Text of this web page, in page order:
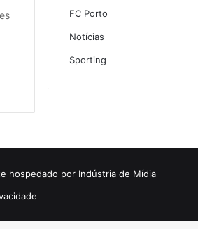
FC Porto
Notícias
Sporting
hospedado por Indústria de Mídia